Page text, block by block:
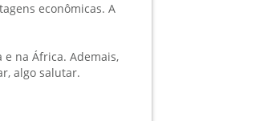
econômicas. A
e na África. Ademais,
algo salutar.